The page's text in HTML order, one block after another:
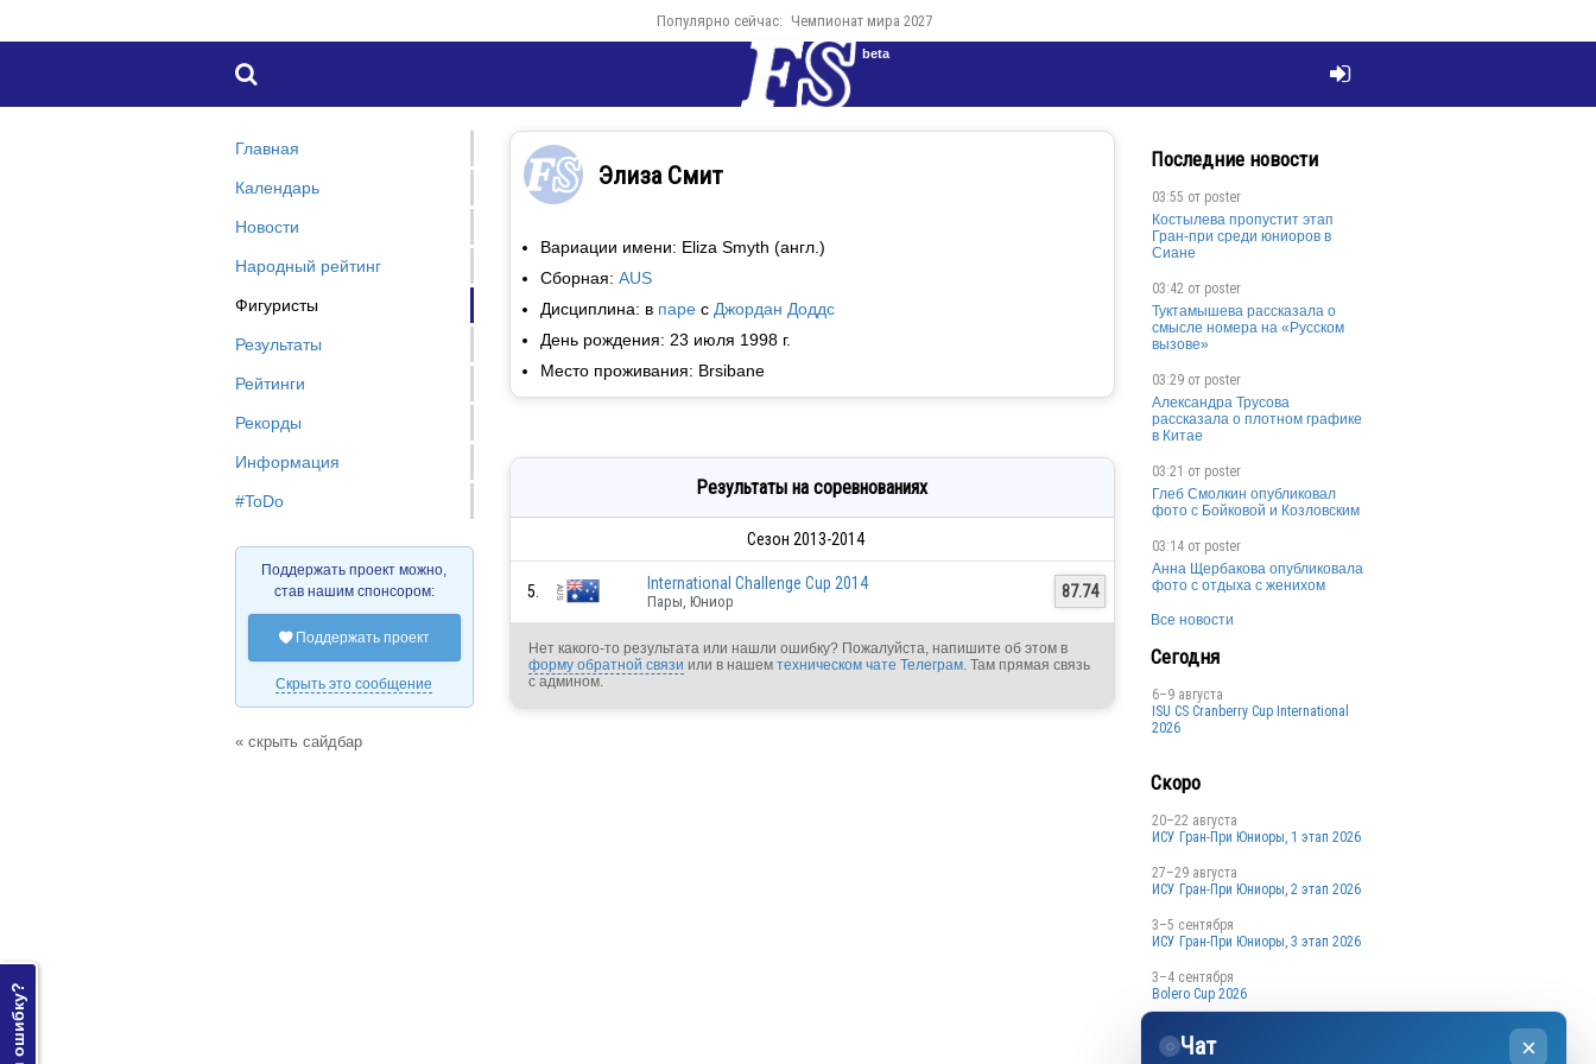
Популярно сейчас: Чемпионат мира 2027
 
beta
Элиза Смит
Вариации имени: Eliza Smyth (англ.)
Сборная: AUS
Дисциплина: в парес Джордан Доддс
День рождения: 23 июля 1998 г.
Место проживания: Brsibane
Результаты на соревнованиях
Сезон 2013-2014
5. International Challenge Cup 2014
Пары, Юниор
87.74
Нет какого-то результата или нашли ошибку? Пожалуйста, напишите об этом в
форму обратной связи или в нашем техническом чате Телеграм. Там прямая связь
с админом.
Главная
Календарь
Новости
Народный рейтинг
Фигуристы
Результаты
Рейтинги
Рекорды
Информация
#ToDo
Поддержать проект можно,
став нашим спонсором:
Поддержать проект
Скрыть это сообщение
« скрыть сайдбар
Последние новости
03:55 от poster
Костылева пропустит этап
Гран-при среди юниоров в
Сиане
03:42 от poster
Туктамышева рассказала о
смысле номера на «Русском
вызове»
03:29 от poster
Александра Трусова
рассказала о плотном графике
в Китае
03:21 от poster
Глеб Смолкин опубликовал
фото с Бойковой и Козловским
03:14 от poster
Анна Щербакова опубликовала
фото с отдыха с женихом
Все новости
Сегодня
6–9 августа
ISU CS Cranberry Cup International
2026
Скоро
20–22 августа
ИСУ Гран-При Юниоры, 1 этап 2026
27–29 августа
ИСУ Гран-При Юниоры, 2 этап 2026
3–5 сентября
ИСУ Гран-При Юниоры, 3 этап 2026
3–4 сентября
Bolero Cup 2026
Кубок Санкт-Петербурга, 1 этап
×
◌ Чат